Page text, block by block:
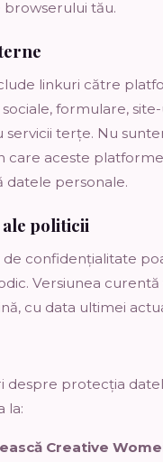
browserului tău.
linkuri către
formulare,
servicii terțe. Nu
care aceste
datele personale.
politicii
de confidențialitate
Versiunea
cu data ultimei
despre protecția
la:
Creative